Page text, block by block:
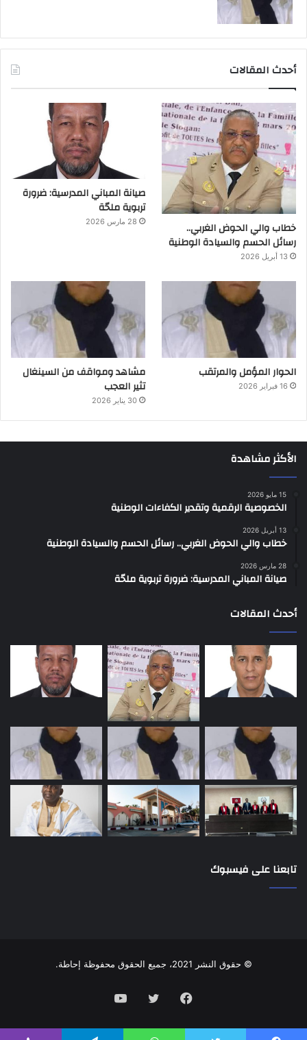
أحدث المقالات
خطاب والي الحوض الغربي..
رسائل الحسم والسيادة الوطنية
13 أبريل 2026
صيانة المباني المدرسية: ضرورة
تربوية ملحّة
28 مارس 2026
الحوار المؤمل والمرتقب
16 فبراير 2026
مشاهد ومواقف من السينغال
تثير العجب
30 يناير 2026
الأكثر مشاهدة
15 مايو 2026
الخصوصية الرقمية وتقدير الكفاءات الوطنية
13 أبريل 2026
خطاب والي الحوض الغربي.. رسائل الحسم والسيادة الوطنية
28 مارس 2026
صيانة المباني المدرسية: ضرورة تربوية ملحّة
أحدث المقالات
تابعنا على فيسبوك
© حقوق النشر 2021، جميع الحقوق محفوظة إحاطة.
فيسبوك تويتر يوتيوب